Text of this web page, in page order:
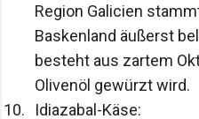
Region Galicien
Baskenland äußerst
besteht aus zartem
Olivenöl gewürzt wird.
Idiazabal-Käse: